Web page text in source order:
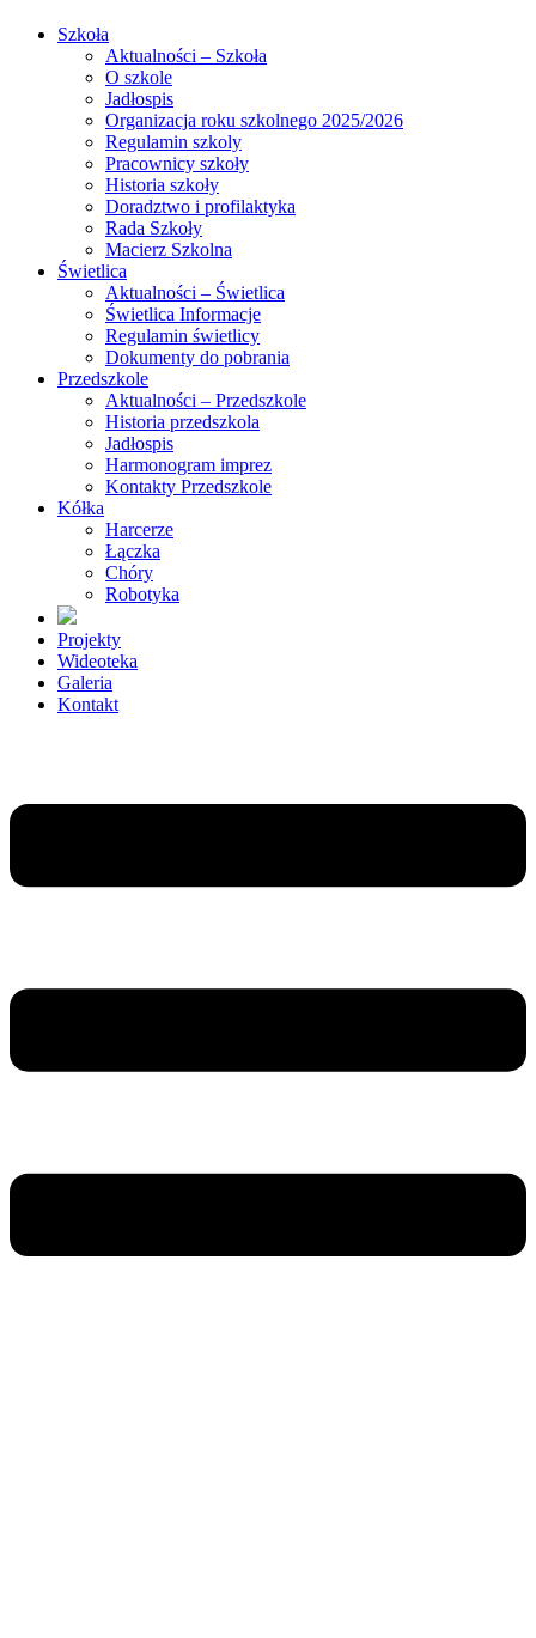
Szkoła
Aktualności – Szkoła
O szkole
Jadłospis
Organizacja roku szkolnego 2025/2026
Regulamin szkoly
Pracownicy szkoły
Historia szkoły
Doradztwo i profilaktyka
Rada Szkoły
Macierz Szkolna
Świetlica
Aktualności – Świetlica
Świetlica Informacje
Regulamin świetlicy
Dokumenty do pobrania
Przedszkole
Aktualności – Przedszkole
Historia przedszkola
Jadłospis
Harmonogram imprez
Kontakty Przedszkole
Kółka
Harcerze
Łączka
Chóry
Robotyka
Projekty
Wideoteka
Galeria
Kontakt